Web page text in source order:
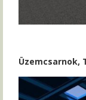
Üzemcsarnok,